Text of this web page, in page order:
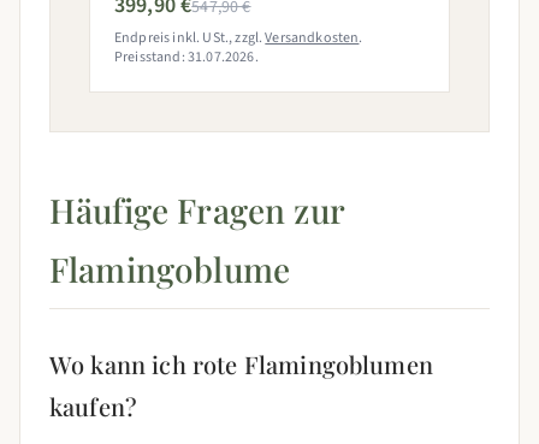
547,90 €
Endpreis inkl. USt., zzgl.Versandkosten.
Preisstand: 31.07.2026.
Häufige Fragen zur
Flamingoblume
Wo kann ich rote Flamingoblumen
kaufen?